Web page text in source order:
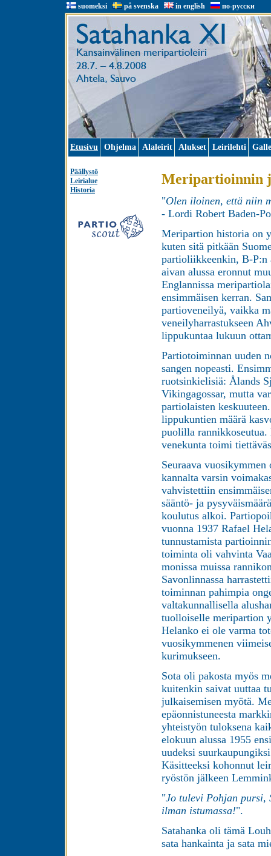
suomeksi på svenska in english по-русски
Etusivu Ohjelma Alaleirit Alukset Leirilehti
Päällystö
Leirialue
Historia
Meripartioinnin
"Olen iloinen, että niin
- Lordi Robert Baden-
Meripartion historia on
kuten sitä pitkään
partioliikkeenkin, B-P:n
aivan alussa eronnut
Englannissa
ensimmäisen kerran.
partioveneilyä, vaikka
veneilyharrastukseen
lippukuntaa lukuun
Partiotoiminnan uuden
sangen nopeasti.
ruotsinkielisiä: Ålands
Vikingagossar, mutta
partiolaisten
lippukuntien määrä
puolilla rannikkoseutua.
venekunta toimi
Seuraava
kannalta varsin
vahvistettiin
sääntö- ja
koulutus alkoi.
vuonna 1937 Rafael
tunnustamista
toiminta oli vahvinta
monissa muissa
Savonlinnassa
toiminnan pahimpia
valtakunnallisella
tuolloiselle meripartion
Helanko ei ole varma
vuosikymmenen
kurimukseen.
Sota oli pakosta myös
kuitenkin saivat uuttaa
julkaisemisen myötä.
epäonnistuneesta
yhteistyön tuloksena
elokuun alussa 1955
uudeksi
Käsitteeksi kohonnut
ryöstön jälkeen
"Jo tulevi Pohjan pursi,
ilman istumassa!".
Satahanka oli tämä
sata hankainta ja sata